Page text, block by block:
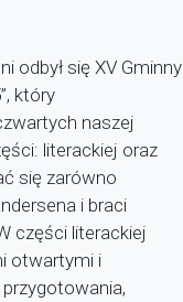
odbył się XV Gminny
który
naszej
literackiej oraz
się zarówno
i braci
części literackiej
otwartymi i